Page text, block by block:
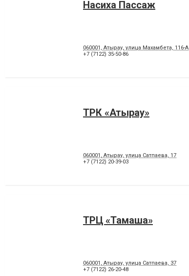
Насиха Пассаж
060001, Атырау, улица Махамбета, 116-А
+7 (7122) 35-50-86
ТРК «Атырау»
060001, Атырау, улица Сатпаева, 17
+7 (7122) 20-39-03
ТРЦ «Тамаша»
060001, Атырау, улица Сатпаева, 37
+7 (7122) 26-20-48